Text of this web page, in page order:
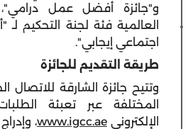
و"جائزة أفضل عمل
العالمية فئة لجنة التحكيم
اجتماعي إيجابي".
طريقة التقديم للجائزة
وتتيح جائزة الشارقة للاتصال
المختلفة عبر تعبئة
الإلكترونيwww.igcc.ae